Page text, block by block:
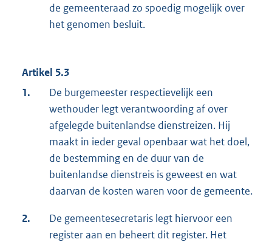
de gemeenteraad zo spoedig mogelijk over
het genomen besluit.
Artikel 5.3
1.
De burgemeester respectievelijk een
wethouder legt verantwoording af over
afgelegde buitenlandse dienstreizen. Hij
maakt in ieder geval openbaar wat het doel,
de bestemming en de duur van de
buitenlandse dienstreis is geweest en wat
daarvan de kosten waren voor de gemeente.
2.
De gemeentesecretaris legt hiervoor een
register aan en beheert dit register. Het